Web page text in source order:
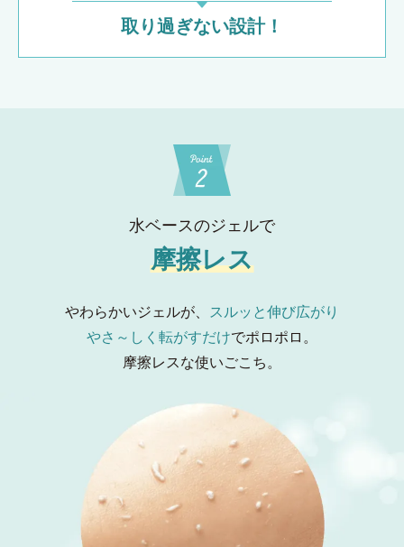
取り過ぎない設計！
水ベースのジェルで
摩擦レス
やわらかいジェルが、 スルッと伸び広がり
やさ～しく転がすだけでポロポロ。
摩擦レスな使いごこち。